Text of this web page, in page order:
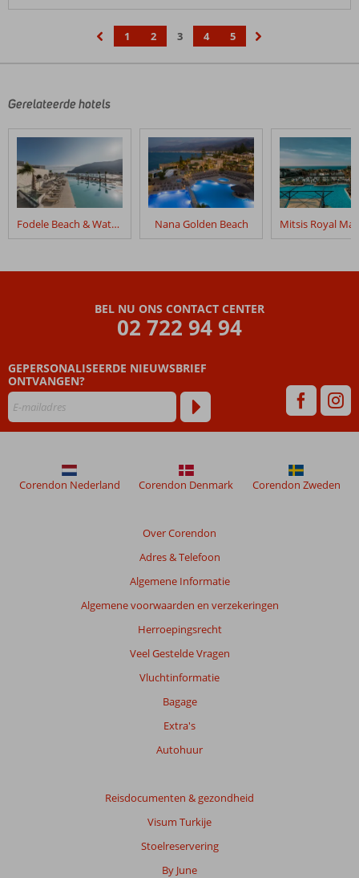
1 2 3 4
5
Gerelateerde hotels
Fodele Beach & Water Park Holiday Resort Nana Golden Beach
BEL NU ONS CONTACT CENTER
02 722 94 94
GEPERSONALISEERDE NIEUWSBRIEF
ONTVANGEN?
Over Corendon
Adres & Telefoon
Algemene Informatie
Algemene voorwaarden en verzekeringen
Herroepingsrecht
Veel Gestelde Vragen
Vluchtinformatie
Bagage
Extra's
Autohuur
Reisdocumenten & gezondheid
Visum Turkije
Stoelreservering
By June
Corendon Nederland Corendon Denmark Corendon Zweden